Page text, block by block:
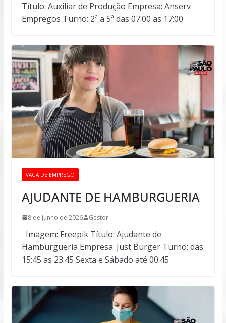
Título: Auxiliar de Produção Empresa: Anserv
Empregos Turno: 2ª a 5ª das 07:00 as 17:00
VAGA DE EMPREGO
AJUDANTE DE HAMBURGUERIA
8 de junho de 2026 Gestor
Imagem: Freepik Título: Ajudante de
Hamburgueria Empresa: Just Burger Turno: das
15:45 as 23:45 Sexta e Sábado até 00:45